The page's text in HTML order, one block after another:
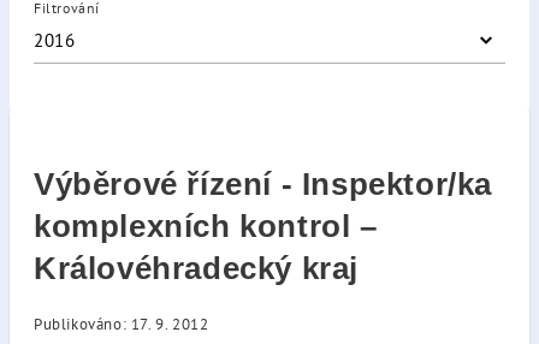
Filtrování
2016
Výběrové řízení - Inspektor/ka
komplexních kontrol –
Královéhradecký kraj
Publikováno: 17. 9. 2012